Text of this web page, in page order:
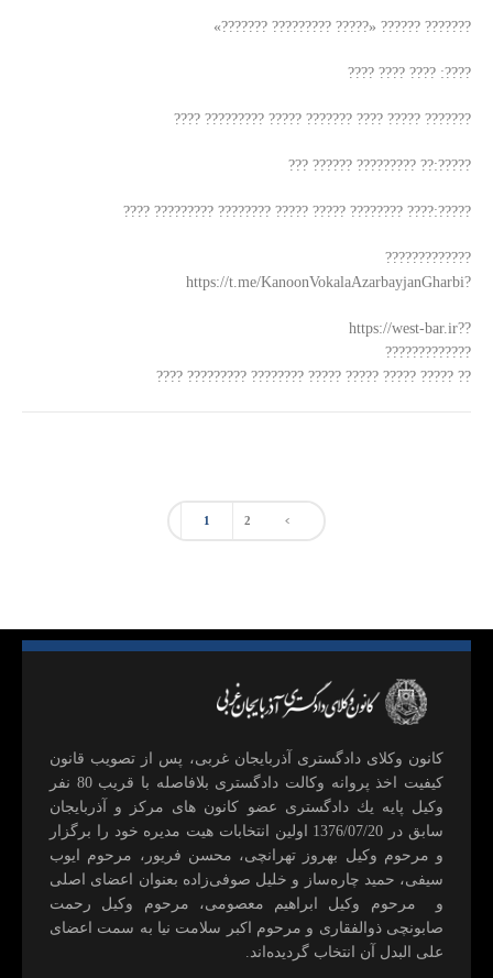
??????? ?????? «????? ????????? ???????»
????: ???? ???? ????
??????? ????? ???? ??????? ????? ????????? ????
?????:?? ????????? ?????? ???
?????:???? ???????? ????? ????? ???????? ????????? ????
?????????????
?https://t.me/KanoonVokalaAzarbayjanGharbi
??https://west-bar.ir
?????????????
?? ????? ????? ????? ????? ???????? ????????? ????
1 2
كانون وكلای دادگستری آذربايجان غربی، پس از تصويب قانون
كيفيت اخذ پروانه وكالت دادگستری بلافاصله با قريب 80 نفر
وكيل پايه يك دادگستری عضو كانون های مركز و آذربايجان
سابق در 1376/07/20 اولين انتخابات هيت مديره خود را برگزار
و مرحوم وکیل بهروز تهرانچی، محسن فريور، مرحوم ايوب
سيفی، حميد چاره‌ساز و خليل صوفی‌زاده بعنوان اعضای اصلی
و مرحوم وکیل ابراهيم معصومی، مرحوم وکیل رحمت
صابونچی ذوالفقاری و مرحوم اكبر سلامت نيا به سمت اعضای
علی البدل آن انتخاب گرديده‌اند.